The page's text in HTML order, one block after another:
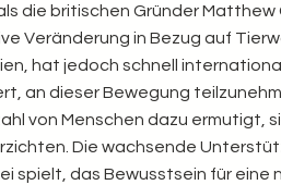
die britischen Gründer
Veränderung in Bezug auf
hat jedoch schnell
an dieser Bewegung
von Menschen dazu ermutigt,
Die wachsende
spielt, das Bewusstsein für